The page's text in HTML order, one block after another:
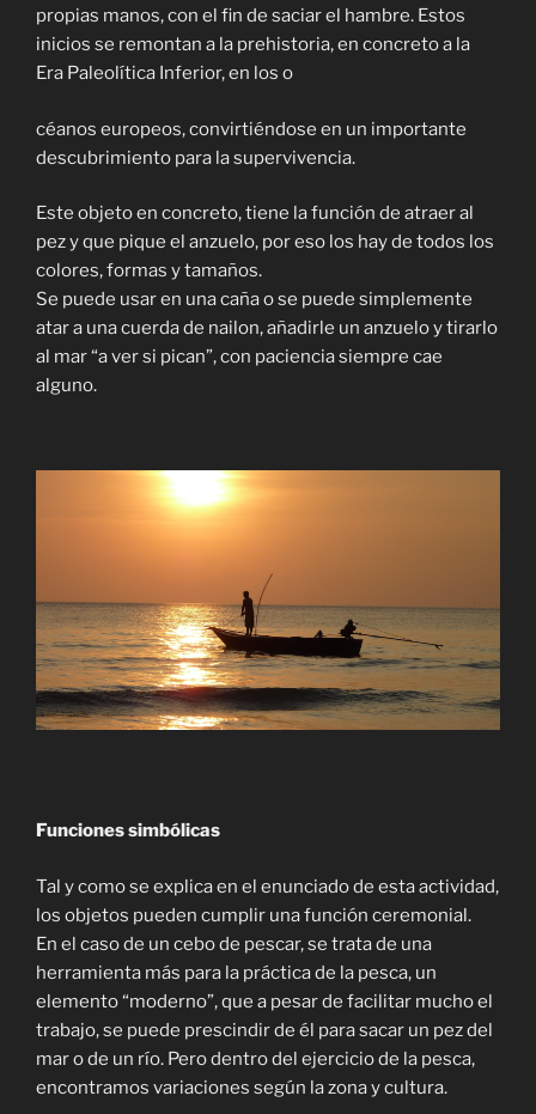
propias manos, con el fin de saciar el hambre. Estos
inicios se remontan a la prehistoria, en concreto a la
Era Paleolítica Inferior, en los o
céanos europeos, convirtiéndose en un importante
descubrimiento para la supervivencia.
Este objeto en concreto, tiene la función de atraer al
pez y que pique el anzuelo, por eso los hay de todos los
colores, formas y tamaños.
Se puede usar en una caña o se puede simplemente
atar a una cuerda de nailon, añadirle un anzuelo y tirarlo
al mar “a ver si pican”, con paciencia siempre cae
alguno.
Funciones simbólicas
Tal y como se explica en el enunciado de esta actividad,
los objetos pueden cumplir una función ceremonial.
En el caso de un cebo de pescar, se trata de una
herramienta más para la práctica de la pesca, un
elemento “moderno”, que a pesar de facilitar mucho el
trabajo, se puede prescindir de él para sacar un pez del
mar o de un río. Pero dentro del ejercicio de la pesca,
encontramos variaciones según la zona y cultura.